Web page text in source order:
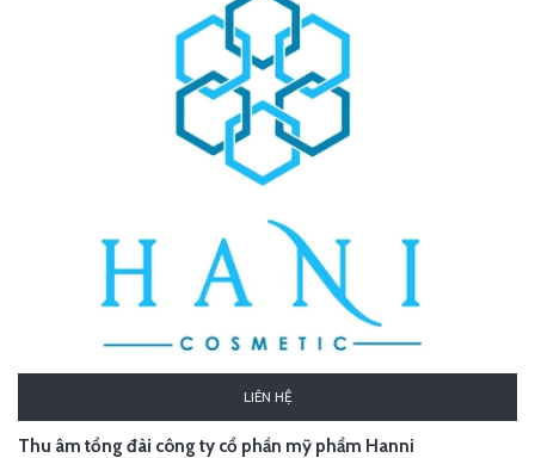
LIÊN HỆ
Thu âm tổng đài công ty cổ phần mỹ phẩm Hanni